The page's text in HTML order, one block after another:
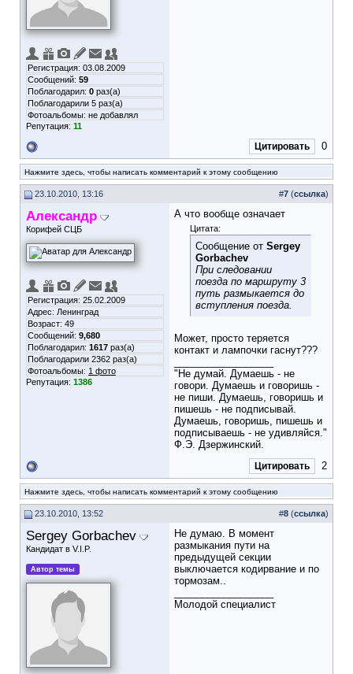
Регистрация: 03.08.2009
Сообщений: 59
Поблагодарил: 0 раз(а)
Поблагодарили 5 раз(а)
Фотоальбомы: не добавлял
Репутация: 11
Цитировать 0
Нажмите здесь, чтобы написать комментарий к этому сообщению
23.10.2010, 13:16 #7 (ссылка)
Александр
Корифей СЦБ
Регистрация: 25.02.2009
Адрес: Ленинград
Возраст: 49
Сообщений: 9,680
Поблагодарил: 1617 раз(а)
Поблагодарили 2362 раз(а)
Фотоальбомы: 1 фото
Репутация: 1386
А что вообще означает
Цитата:
Сообщение от Sergey
Gorbachev
При следовании
поезда по маршруту 3
путь размыкается до
вступления поезда.
Может, просто теряется
контакт и лампочки гаснут???
"Не думай. Думаешь - не
говори. Думаешь и говоришь -
не пиши. Думаешь, говоришь и
пишешь - не подписывай.
Думаешь, говоришь, пишешь и
подписываешь - не удивляйся."
Ф.Э. Дзержинский.
Цитировать 2
Нажмите здесь, чтобы написать комментарий к этому сообщению
23.10.2010, 13:52 #8 (ссылка)
Sergey Gorbachev
Кандидат в V.I.P.
Автор темы
Не думаю. В момент
размыкания пути на
предыдущей секции
выключается кодирвание и по
тормозам..
Молодой специалист